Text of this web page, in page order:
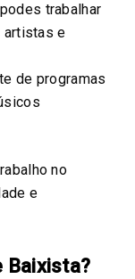
trabalhar
artistas e
de programas
no
e
Baixista?